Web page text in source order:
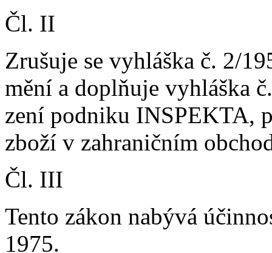
Čl. II
Zrušuje se vyhláška č. 2/
mění a doplňuje vyhláška
zení podniku INSPEKTA,
zboží v zahraničním
Čl. III
Tento zákon nabývá
1975.